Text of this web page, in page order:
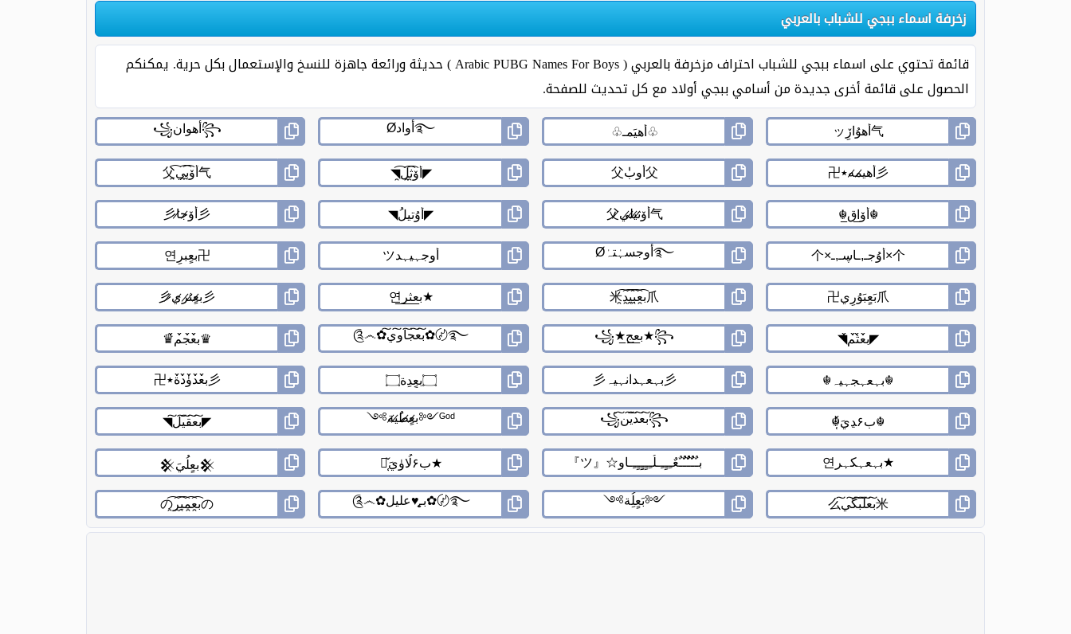
زخرفة اسماء ببجي للشباب بالعربي
قائمة تحتوي على اسماء ببجي للشباب احتراف مزخرفة بالعربي ( Arabic PUBG Names For Boys ) حديثة ورائعة جاهزة للنسخ والإستعمال بكل حرية. يمكنكم
الحصول على قائمة أخرى جديدة من أسامي ببجي أولاد مع كل تحديث للصفحة.